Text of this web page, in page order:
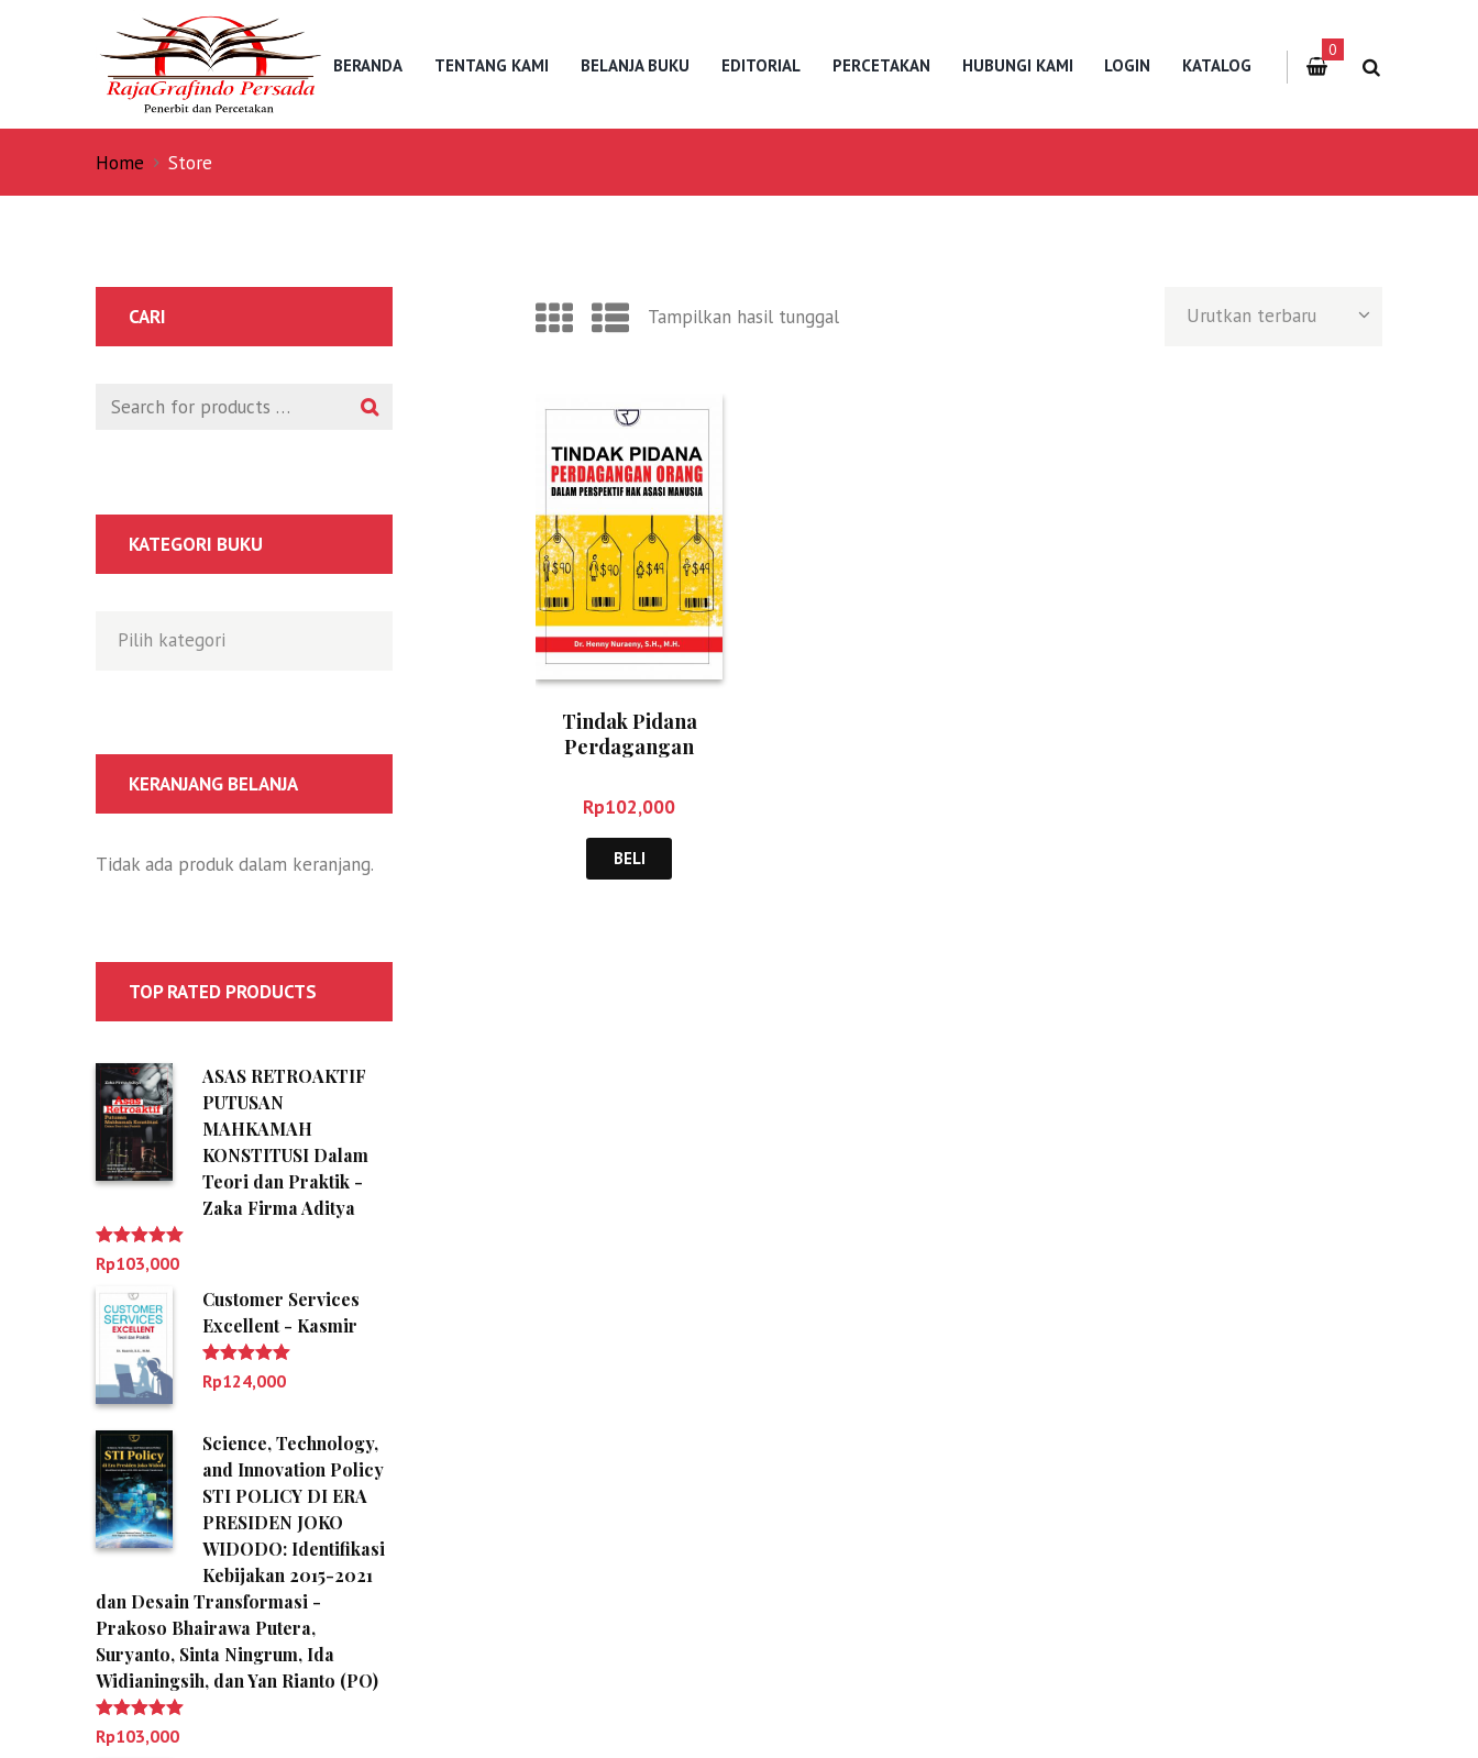
BERANDA TENTANG KAMI BELANJA BUKU EDITORIAL PERCETAKAN HUBUNGI KAMI LOGIN KATALOG
0
Home Store
Tampilkan hasil tunggal
Tindak Pidana
Perdagangan
Nuraeny
Rp102,000
BELI
CARI
KATEGORI BUKU
KERANJANG BELANJA
Tidak ada produk dalam keranjang.
TOP RATED PRODUCTS
ASAS RETROAKTIF
PUTUSAN
MAHKAMAH
KONSTITUSI Dalam
Teori dan Praktik -
Zaka Firma Aditya
Dinilai 5.00
dari 5
Rp103,000
Customer Services
Excellent - Kasmir
Dinilai 5.00
dari 5
Rp124,000
Science, Technology,
and Innovation Policy
STI POLICY DI ERA
PRESIDEN JOKO
WIDODO: Identifikasi
Kebijakan 2015-2021
dan Desain Transformasi -
Prakoso Bhairawa Putera,
Suryanto, Sinta Ningrum, Ida
Widianingsih, dan Yan Rianto (PO)
Dinilai 5.00
dari 5
Rp103,000